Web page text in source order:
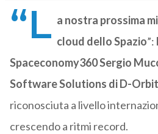
“L a nostra prossima
cloud dello Spazio”:
Spaceconomy360 Sergio
Software Solutions di D-
riconosciuta a livello
crescendo a ritmi record.